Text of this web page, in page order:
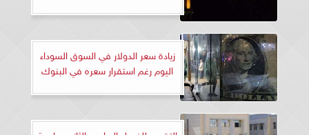
زيادة سعر الدولار في السوق السوداء
اليوم رغم استقرار سعره في البنوك